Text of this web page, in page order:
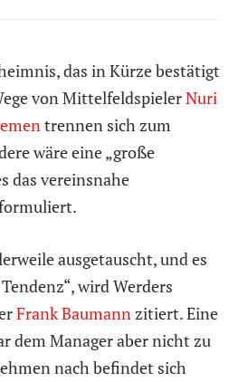
das in Kürze bestätigt
von MittelfeldspielerNuri
trennen sich zum
wäre eine „große
das vereinsnahe
ausgetauscht, und es
wird Werders
Frank Baumann zitiert. Eine
dem Manager aber nicht zu
nach befindet sich